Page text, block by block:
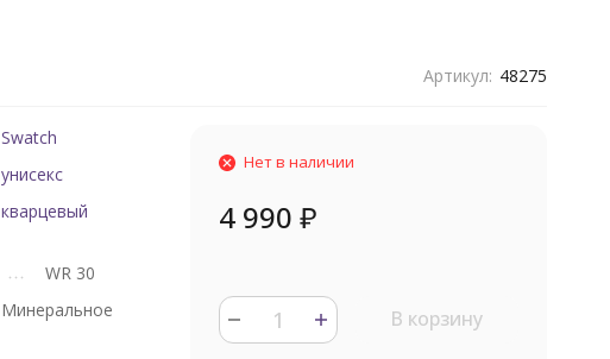
Артикул: 48275
Swatch
унисекс
кварцевый
WR 30
Минеральное
Нет в наличии
4 990 ₽
В корзину